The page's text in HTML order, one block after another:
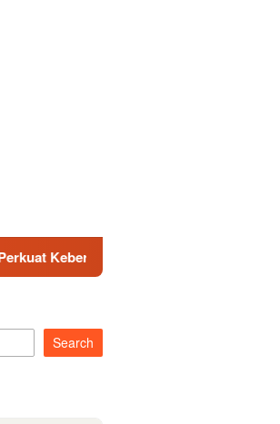
TNI AD Gandeng Pemda Tangani
Search